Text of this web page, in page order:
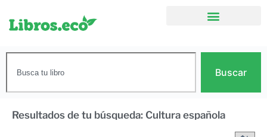
Buscar
Resultados de tu búsqueda: Cultura española